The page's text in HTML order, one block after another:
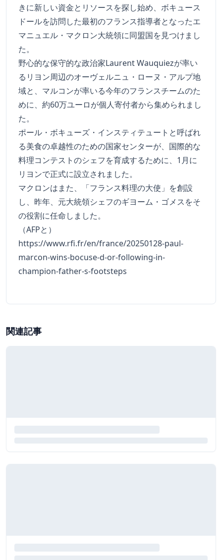
きに新しい資金とリソースを探し始め、ボキュース
ドールを訪問した最初のフランス指導者となったエ
マニュエル・マクロン大統領に同盟国を見つけまし
た。
野心的な保守的な政治家Laurent Wauquiezが率い
るリヨン周辺のオーヴェルニュ・ローヌ・アルプ地
域と、マルコンが率いる今年のフランスチームのた
めに、約60万ユーロが個人寄付者から集められまし
た。
ポール・ボキューズ・インスティテュートと呼ばれ
る美食の卓越性のための国家センターが、国際的な
料理コンテストのシェフを育成するために、1月に
リヨンで正式に設立されました。
マクロンはまた、「フランス料理の大使」を創設
し、昨年、元大統領シェフのギヨーム・ゴメスをそ
の役割に任命しました。
（AFPと）
https://www.rfi.fr/en/france/20250128-paul-
marcon-wins-bocuse-d-or-following-in-
champion-father-s-footsteps
関連記事